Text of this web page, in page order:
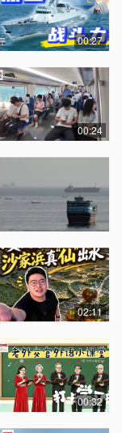
00:27
00:24
02:11
00:32